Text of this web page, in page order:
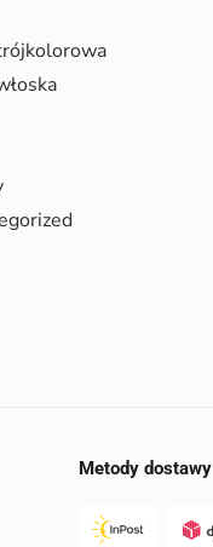
Metody dostawy